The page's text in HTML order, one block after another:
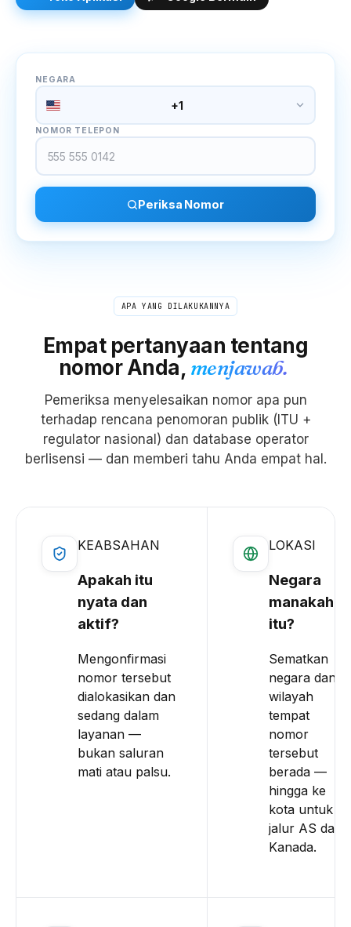
NEGARA
+1
NOMOR TELEPON
Periksa Nomor
APA YANG DILAKUKANNYA
Empat pertanyaan tentang
nomor Anda, menjawab.
Pemeriksa menyelesaikan nomor apa pun
terhadap rencana penomoran publik (ITU +
regulator nasional) dan database operator
berlisensi — dan memberi tahu Anda empat hal.
KEABSAHAN
Apakah itu
nyata dan
aktif?
Mengonfirmasi
nomor tersebut
dialokasikan dan
sedang dalam
layanan —
bukan saluran
mati atau palsu.
LOKASI
Negara
manakah
itu?
Sematkan
negara dan
wilayah
tempat
nomor
tersebut
berada —
hingga ke
kota untuk
jalur AS dan
Kanada.